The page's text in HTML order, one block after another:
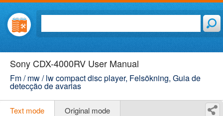
Sony CDX-4000RV User Manual
Fm / mw / lw compact disc player, Felsökning, Guia de
detecção de avarias
Text mode Original mode